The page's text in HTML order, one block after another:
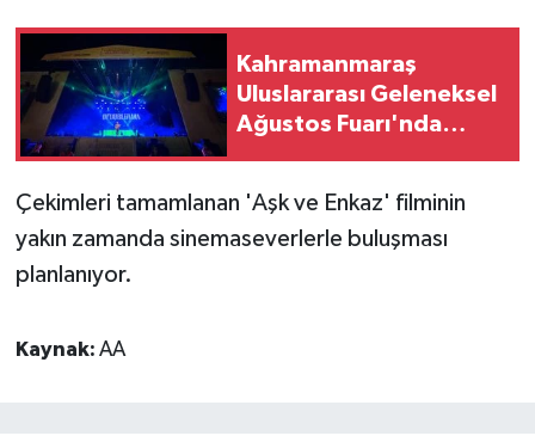
Kahramanmaraş
Uluslararası Geleneksel
Ağustos Fuarı'nda
Çekimleri tamamlanan 'Aşk ve Enkaz' filminin
yakın zamanda sinemaseverlerle buluşması
planlanıyor.
Kaynak: AA